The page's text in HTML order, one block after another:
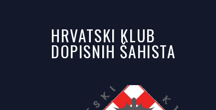
HRVATSKI KLUB
DOPISNIH ŠAHISTA